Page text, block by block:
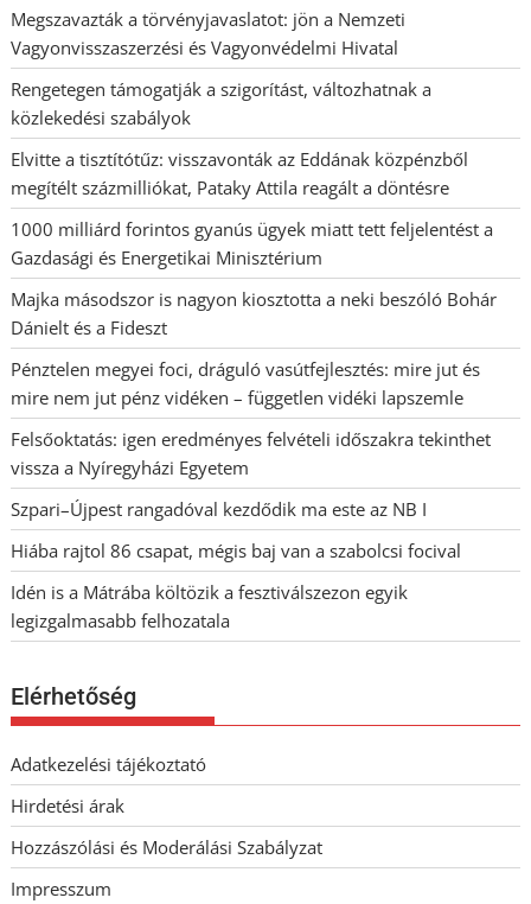
Megszavazták a törvényjavaslatot: jön a Nemzeti
Vagyonvisszaszerzési és Vagyonvédelmi Hivatal
Rengetegen támogatják a szigorítást, változhatnak a
közlekedési szabályok
Elvitte a tisztítótűz: visszavonták az Eddának közpénzből
megítélt százmilliókat, Pataky Attila reagált a döntésre
1000 milliárd forintos gyanús ügyek miatt tett feljelentést a
Gazdasági és Energetikai Minisztérium
Majka másodszor is nagyon kiosztotta a neki beszóló Bohár
Dánielt és a Fideszt
Pénztelen megyei foci, dráguló vasútfejlesztés: mire jut és
mire nem jut pénz vidéken – független vidéki lapszemle
Felsőoktatás: igen eredményes felvételi időszakra tekinthet
vissza a Nyíregyházi Egyetem
Szpari–Újpest rangadóval kezdődik ma este az NB I
Hiába rajtol 86 csapat, mégis baj van a szabolcsi focival
Idén is a Mátrába költözik a fesztiválszezon egyik
legizgalmasabb felhozatala
Elérhetőség
Adatkezelési tájékoztató
Hirdetési árak
Hozzászólási és Moderálási Szabályzat
Impresszum